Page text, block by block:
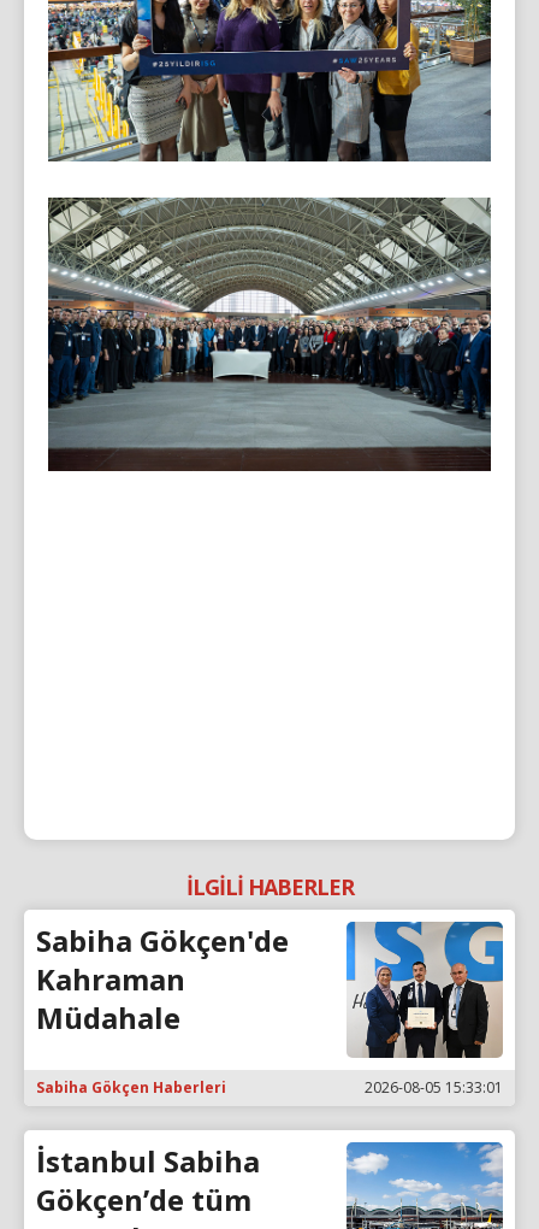
İLGİLİ HABERLER
Sabiha Gökçen'de
Kahraman
Müdahale
Sabiha Gökçen Haberleri 2026-08-05 15:33:01
İstanbul Sabiha
Gökçen’de tüm